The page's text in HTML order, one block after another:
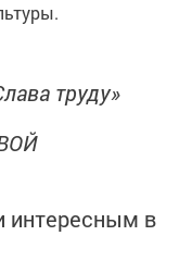
труду»
в